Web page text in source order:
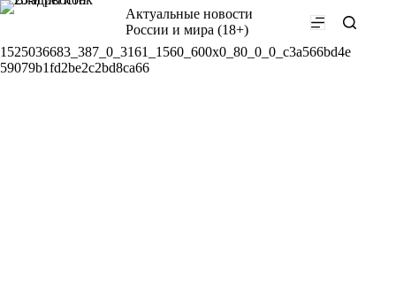
Перейти
Актуальные новости
России и мира (18+)
1525036683_387_0_3161_1560_600x0_80_0_0_c3a566bd4e
59079b1fd2be2c2bd8ca66